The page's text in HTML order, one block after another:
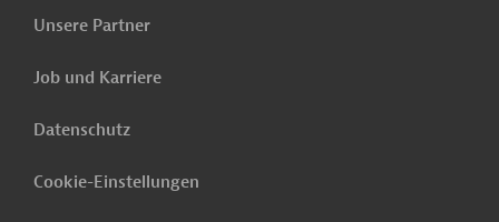
Unsere Partner
Job und Karriere
Datenschutz
Cookie-Einstellungen